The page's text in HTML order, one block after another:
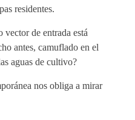
residentes.
vector de entrada está
antes, camuflado en el
aguas de cultivo?
nos obliga a mirar